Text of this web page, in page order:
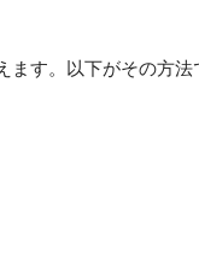
す。以下がその方法